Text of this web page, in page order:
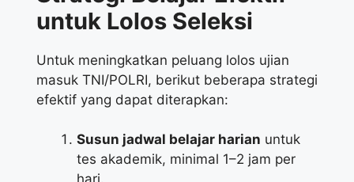
untuk Lolos Seleksi
Untuk meningkatkan peluang lolos ujian
masuk TNI/POLRI, berikut beberapa strategi
efektif yang dapat diterapkan:
Susun jadwal belajar harian untuk
tes akademik, minimal 1–2 jam per